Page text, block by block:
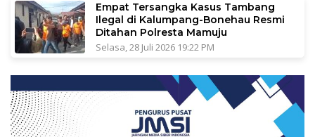
Empat Tersangka Kasus Tambang
Ilegal di Kalumpang-Bonehau Resmi
Ditahan Polresta Mamuju
Selasa, 28 Juli 2026 19:22 PM